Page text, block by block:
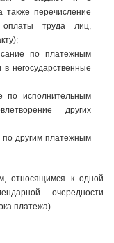
перечисление
труда лиц,
по платежным
негосударственные
по исполнительным
других
по другим платежным
относящимся к одной
очередности
платежа).